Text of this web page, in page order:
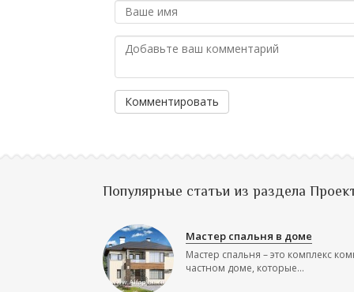
Комментировать
Популярные статьи из раздела
Мастер спальня в доме
Мастер спальня – это комплекс
частном доме, которые...